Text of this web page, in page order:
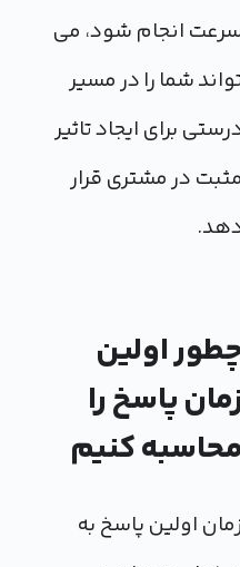
انجام شود، می
شما را در مسیر
برای ایجاد تاثیر
مثبت در مشتری قرار
اولین
زمان پاسخ را
محاسبه کنیم
زمان اولین پاسخ به